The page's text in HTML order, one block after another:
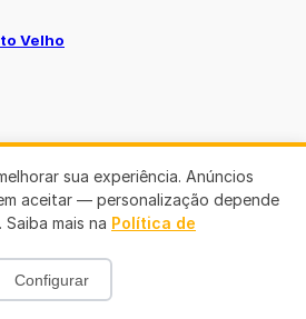
Velho
sua experiência. Anúncios
aceitar — personalização depende
mais na Política de
Configurar